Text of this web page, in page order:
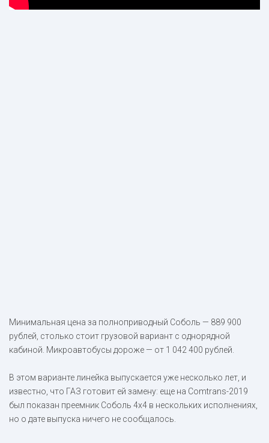
Минимальная цена за полноприводный Соболь — 889 900
рублей, столько стоит грузовой вариант с однорядной
кабиной. Микроавтобусы дороже — от 1 042 400 рублей.
В этом варианте линейка выпускается уже несколько лет, и
известно, что ГАЗ готовит ей замену: еще на Comtrans-2019
был показан преемник Соболь 4х4 в нескольких исполнениях,
но о дате выпуска ничего не сообщалось.